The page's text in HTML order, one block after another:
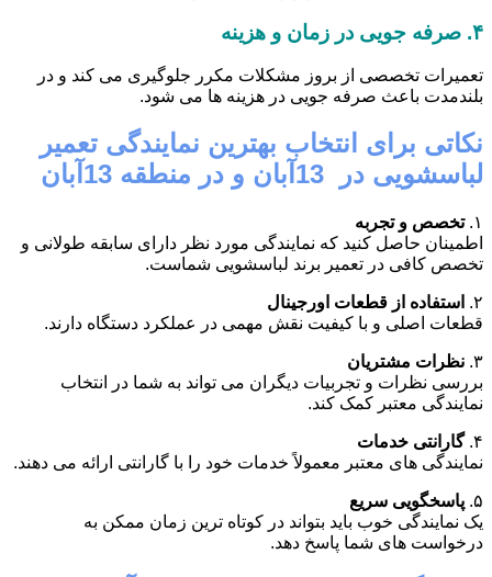
۴. صرفه جویی در زمان و هزینه
تعمیرات تخصصی از بروز مشکلات مکرر جلوگیری می کند و در
بلندمدت باعث صرفه جویی در هزینه ها می شود.
نکاتی برای انتخاب بهترین نمایندگی تعمیر
لباسشویی در 13آبان و در منطقه 13آبان
۱. تخصص و تجربه
اطمینان حاصل کنید که نمایندگی مورد نظر دارای سابقه طولانی و
تخصص کافی در تعمیر برند لباسشویی شماست.
۲.
استفاده از قطعات اورجینال
قطعات اصلی و با کیفیت نقش مهمی در عملکرد دستگاه دارند.
۳. نظرات مشتریان
بررسی نظرات و تجربیات دیگران می تواند به شما در انتخاب
نمایندگی معتبر کمک کند.
۴. گارانتی خدمات
نمایندگی های معتبر معمولاً خدمات خود را با گارانتی ارائه می دهند.
۵. پاسخگویی سریع
یک نمایندگی خوب باید بتواند در کوتاه ترین زمان ممکن به
درخواست های شما پاسخ دهد.